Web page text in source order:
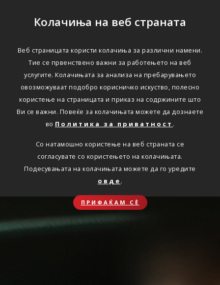
Колачиња на веб страната
Веб страницата користи колачиња за различни намени.
Тие се првенствено важни за работењето на веб
услугите. Колачињата за анализа на пребарувањето
овозможуваат подобро корисничко искуство, полесно
користење на страницата и приказ на содржините што
Ви се важни. Повеќе за колачињата можете да дознаете
во Политика за приватност .
Со натамошно користење на веб страната се
согласувате со користењето на колачињата.
Подесувањата на колачињата можете да го уредите
овде .
ПРИФАЌАМ СЀ